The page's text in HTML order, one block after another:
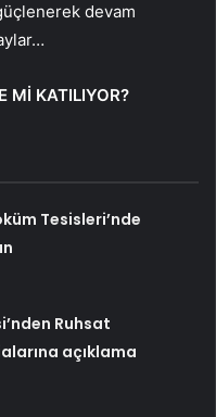
devam
Mİ KATILIYOR?
Tesisleri’nde
Ruhsat
açıklama